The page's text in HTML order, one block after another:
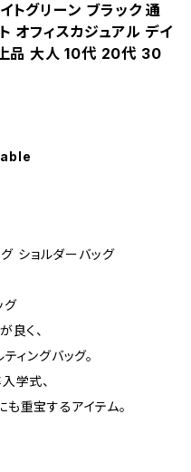
トグリーン ブラック 通
オフィスカジュアル デイ
品 大人 10代 20代 30
ショルダーバッグ
グ
良く、
ィングバッグ。
学式、
重宝するアイテム。